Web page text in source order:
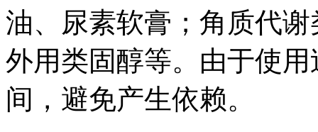
油、尿素软膏；角质代
外用类固醇等。由于使
间，避免产生依赖。